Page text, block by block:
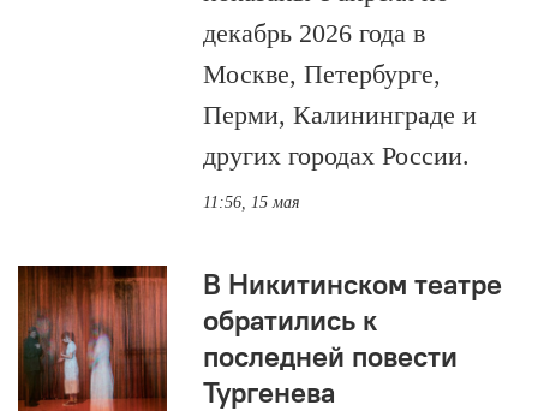
декабрь 2026 года в
Москве, Петербурге,
Перми, Калининграде и
других городах России.
11:56, 15 мая
В Никитинском театре
обратились к
последней повести
Тургенева